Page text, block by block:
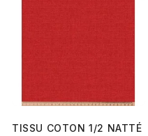
TISSU COTON 1/2 NATTÉ